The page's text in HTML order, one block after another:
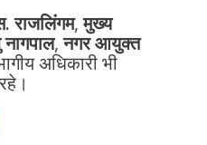
राजलिंगम,मुख्य
,नगर आयुक्त
अधिकारी भी